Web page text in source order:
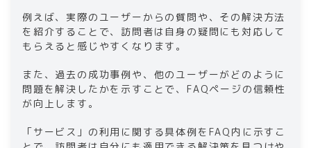
例えば、実際のユーザーからの質問や、その解決方法
を紹介することで、訪問者は自身の疑問にも対応して
もらえると感じやすくなります。
また、過去の成功事例や、他のユーザーがどのように
問題を解決したかを示すことで、FAQページの信頼性
が向上します。
「サービス」の利用に関する具体例をFAQ内に示すこ